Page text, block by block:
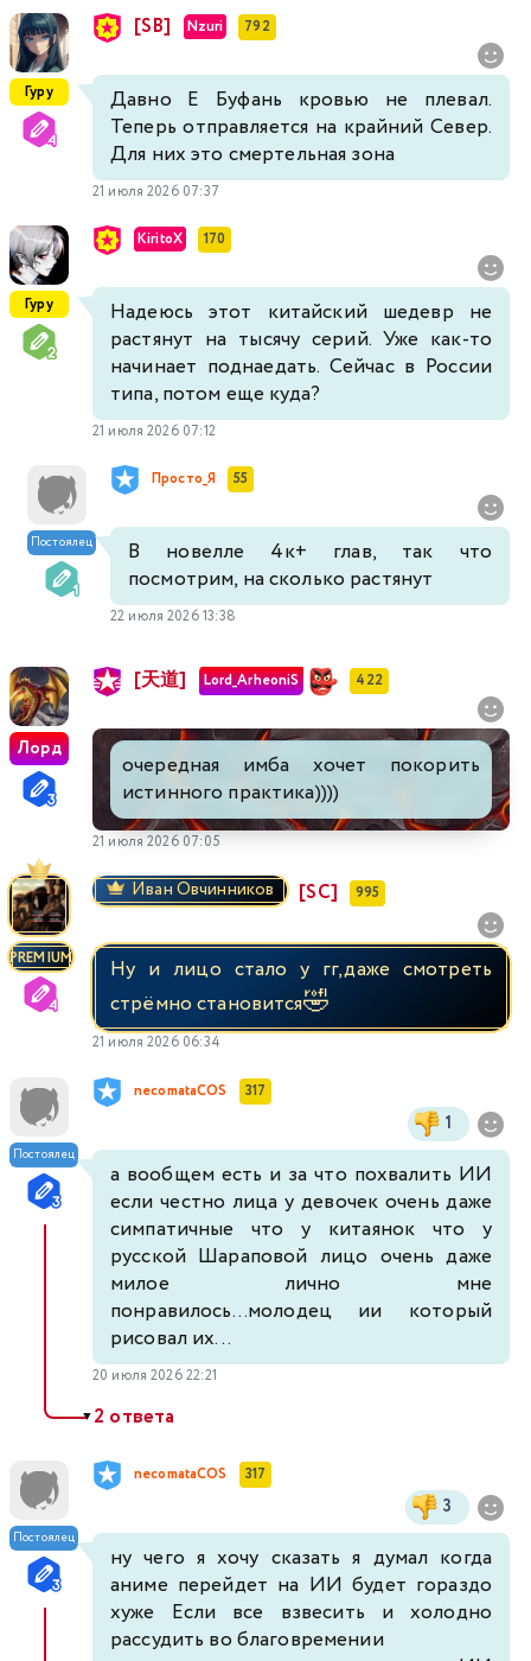
Гуру
[SB] Nzuri 792
Давно Е Буфань кровью не плевал.
Теперь отправляется на крайний Север.
Для них это смертельная зона
21 июля 2026 07:37
Гуру
KiritoX 170
Надеюсь этот китайский шедевр не
растянут на тысячу серий. Уже как-то
начинает поднаедать. Сейчас в России
типа, потом еще куда?
21 июля 2026 07:12
Постоялец
Просто_Я 55
В новелле 4к+ глав, так что
посмотрим, на сколько растянут
22 июля 2026 13:38
Лорд
[天道] Lord_ArheoniS 422
очередная имба хочет покорить
истинного практика))))
21 июля 2026 07:05
PREMIUM
Иван Овчинников [SC] 995
Ну и лицо стало у гг,даже смотреть
стрёмно становится🤣
21 июля 2026 06:34
Постоялец
necomataCOS 317
1
а вообщем есть и за что похвалить ИИ
если честно лица у девочек очень даже
симпатичные что у китаянок что у
русской Шараповой лицо очень даже
милое лично мне
понравилось...молодец ии который
рисовал их...
20 июля 2026 22:21
▼2 ответа
Постоялец
necomataCOS 317
3
ну чего я хочу сказать я думал когда
аниме перейдет на ИИ будет гораздо
хуже Если все взвесить и холодно
рассудить во благовремении